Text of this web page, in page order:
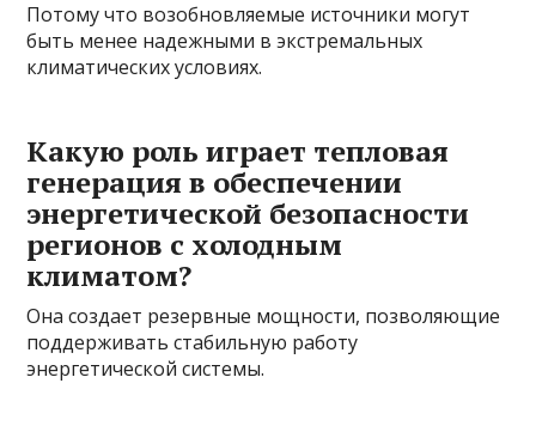
Потому что возобновляемые источники могут
быть менее надежными в экстремальных
климатических условиях.
Какую роль играет тепловая
генерация в обеспечении
энергетической безопасности
регионов с холодным
климатом?
Она создает резервные мощности, позволяющие
поддерживать стабильную работу
энергетической системы.